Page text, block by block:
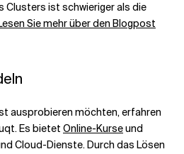
Clusters ist schwieriger als die
Sie mehr über den Blogpost
ausprobieren möchten, erfahren
Es bietet Online-Kurseund
Cloud-Dienste. Durch das Lösen